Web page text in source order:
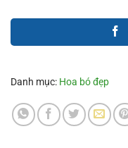
Danh mục: Hoa bó đẹp